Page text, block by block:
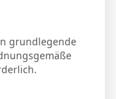
für die eine
grundlegende